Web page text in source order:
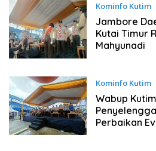
Kominfo Kutim
Jambore
Kutai Timur
Mahyunadi
Kominfo Kutim
Wabup
Perbaikan